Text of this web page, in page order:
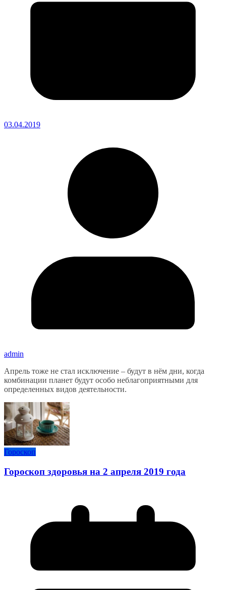
03.04.2019
admin
Апрель тоже не стал исключение – будут в нём дни, когда
комбинации планет будут особо неблагоприятными для
определенных видов деятельности.
Гороскоп
Гороскоп здоровья на 2 апреля 2019 года